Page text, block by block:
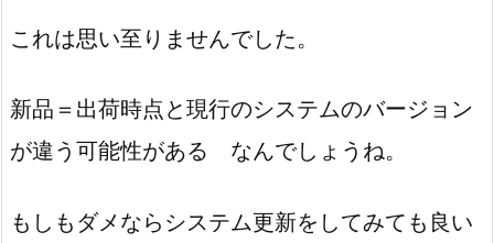
これは思い至りませんでした。
新品＝出荷時点と現行のシステムのバージョン
が違う可能性がある なんでしょうね。
もしもダメならシステム更新をしてみても良い